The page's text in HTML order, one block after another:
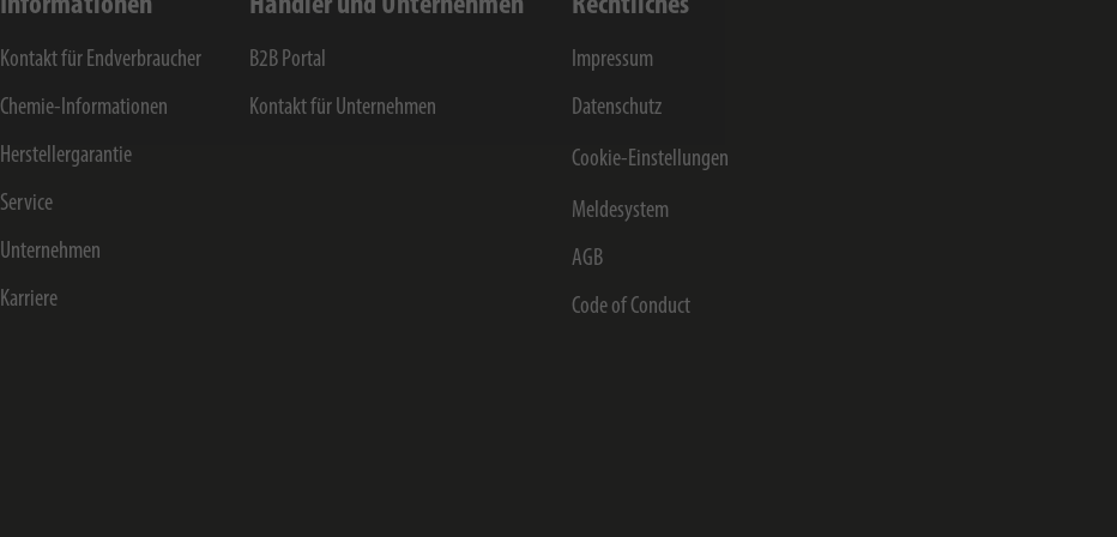
Kontakt für Endverbraucher
Chemie-Informationen
Herstellergarantie
Service
Unternehmen
Karriere
B2B Portal
Kontakt für Unternehmen
Impressum
Datenschutz
Cookie-Einstellungen
Meldesystem
AGB
Code of Conduct